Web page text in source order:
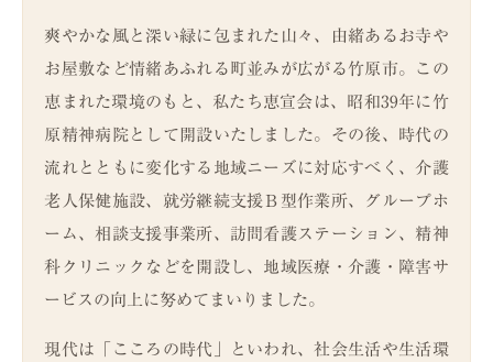
爽やかな風と深い緑に包まれた山々、由緒あるお寺や
お屋敷など情緒あふれる町並みが広がる竹原市。この
恵まれた環境のもと、私たち恵宣会は、昭和39年に竹
原精神病院として開設いたしました。その後、時代の
流れとともに変化する地域ニーズに対応すべく、介護
老人保健施設、就労継続支援Ｂ型作業所、グループホ
ーム、相談支援事業所、訪問看護ステーション、精神
科クリニックなどを開設し、地域医療・介護・障害サ
ービスの向上に努めてまいりました。
現代は「こころの時代」といわれ、社会生活や生活環